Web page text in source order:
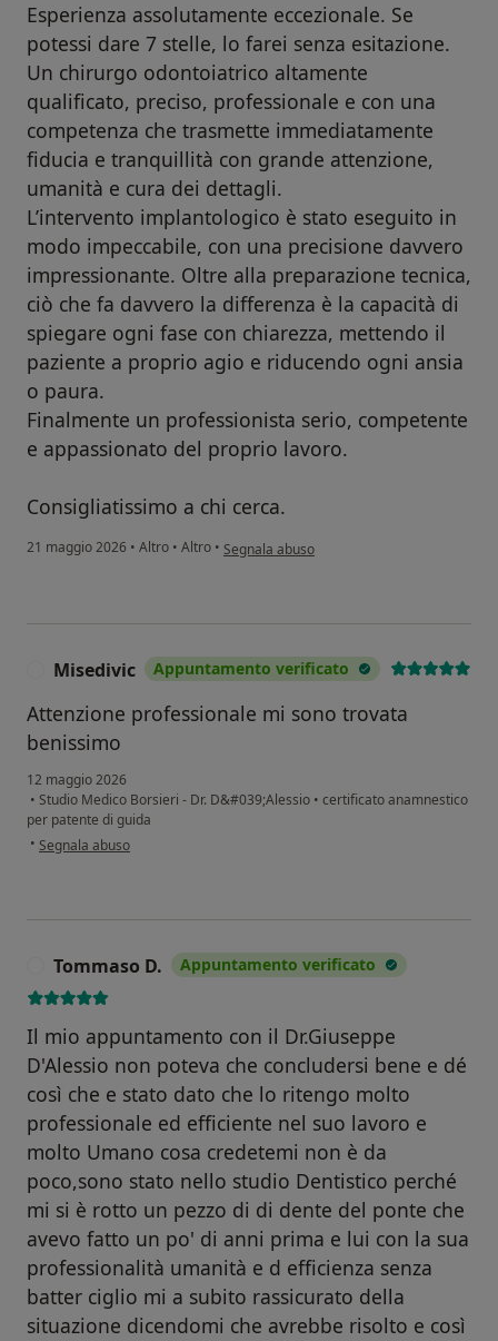
Esperienza assolutamente eccezionale. Se
potessi dare 7 stelle, lo farei senza esitazione.
Un chirurgo odontoiatrico altamente
qualificato, preciso, professionale e con una
competenza che trasmette immediatamente
fiducia e tranquillità con grande attenzione,
umanità e cura dei dettagli.
L’intervento implantologico è stato eseguito in
modo impeccabile, con una precisione davvero
impressionante. Oltre alla preparazione tecnica,
ciò che fa davvero la differenza è la capacità di
spiegare ogni fase con chiarezza, mettendo il
paziente a proprio agio e riducendo ogni ansia
o paura.
Finalmente un professionista serio, competente
e appassionato del proprio lavoro.
Consigliatissimo a chi cerca.
21 maggio 2026 • Altro • Altro • secondo l'opinione dell'utente Rolla
Segnala abuso
Misedivic Appuntamento verificato
Attenzione professionale mi sono trovata
benissimo
12 maggio 2026
• Studio Medico Borsieri - Dr. D&#039;Alessio • certificato anamnestico
per patente di guida
• secondo l'opinione dell'utente Misedivic
Segnala abuso
Tommaso D. Appuntamento verificato
Il mio appuntamento con il Dr.Giuseppe
D'Alessio non poteva che concludersi bene e dé
così che e stato dato che lo ritengo molto
professionale ed efficiente nel suo lavoro e
molto Umano cosa credetemi non è da
poco,sono stato nello studio Dentistico perché
mi si è rotto un pezzo di di dente del ponte che
avevo fatto un po' di anni prima e lui con la sua
professionalità umanità e d efficienza senza
batter ciglio mi a subito rassicurato della
situazione dicendomi che avrebbe risolto e così